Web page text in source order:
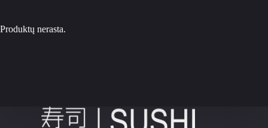
Produktų nerasta.